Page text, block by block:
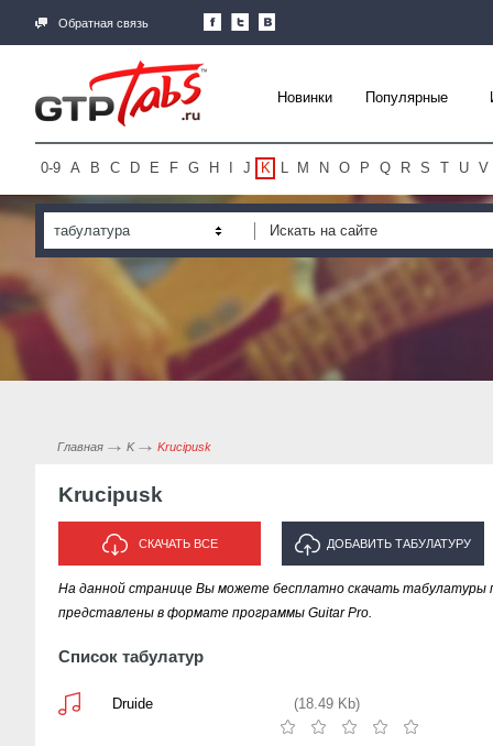
Обратная связь
Новинки Популярные
0-9 A B C D E F G H J K L M N O P Q R S T U V
табулатура
Главная K Krucipusk
Krucipusk
СКАЧАТЬ ВСЕ ДОБАВИТЬ ТАБУЛАТУРУ
ИСПОЛНИТЕЛЯ "KRUCIPUSK"
На данной странице Вы можете бесплатно скачать табулатуры
представлены в формате программы Guitar Pro.
Список табулатур
Druide (18.49 Kb)